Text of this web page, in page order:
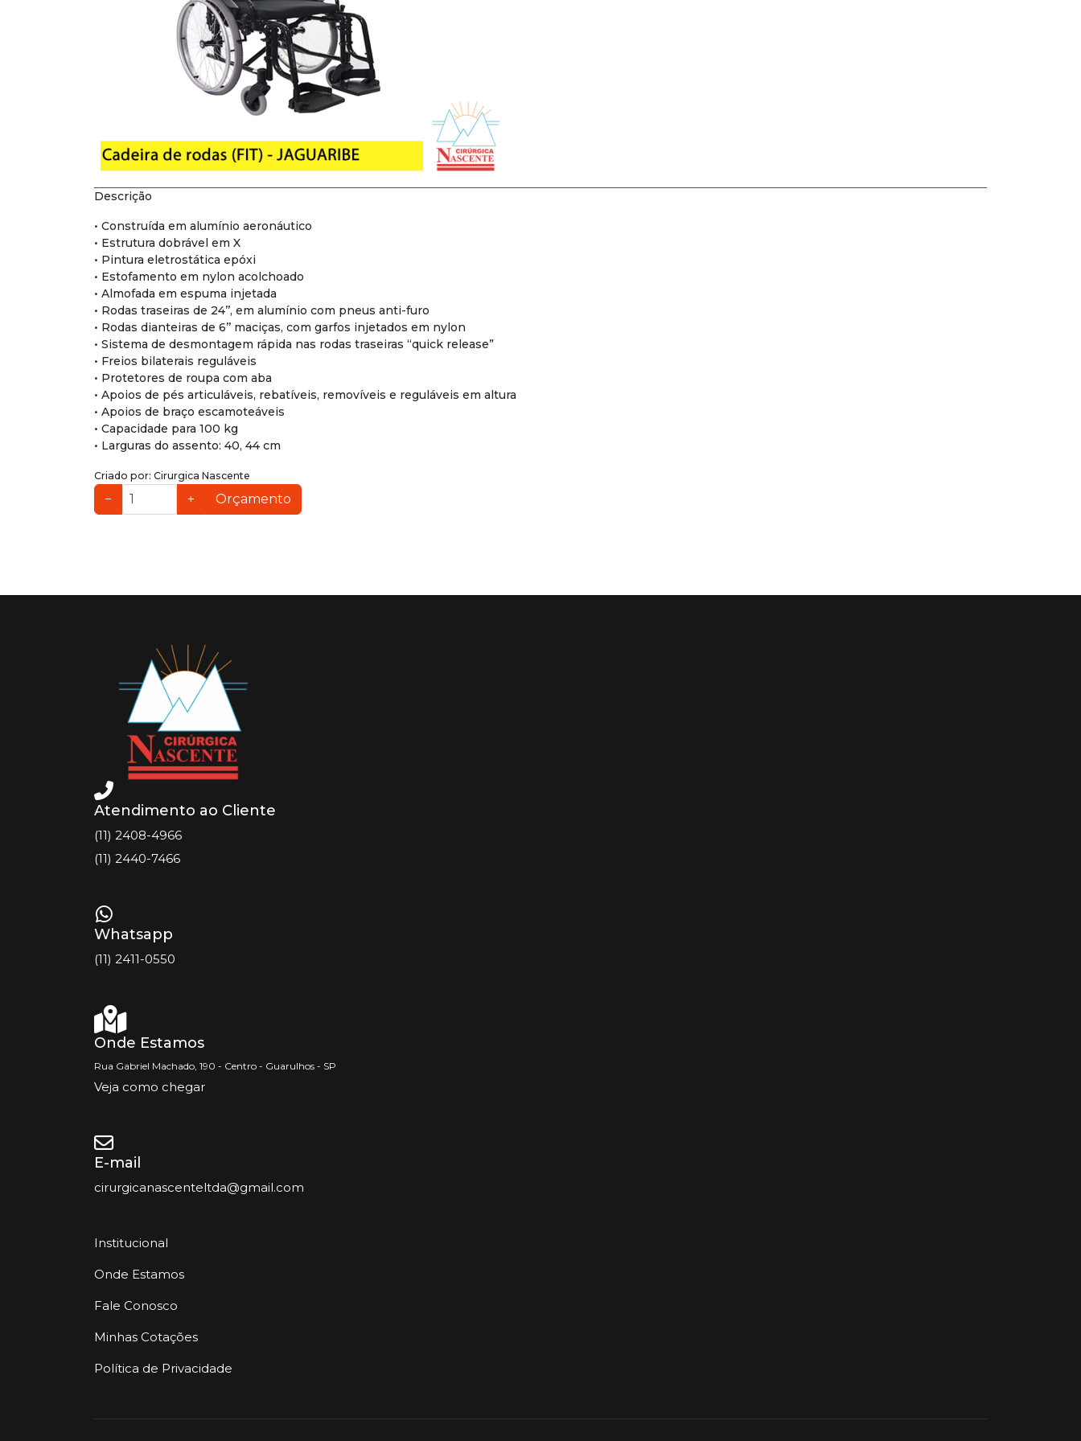
Descrição
• Construída em alumínio aeronáutico
• Estrutura dobrável em X
• Pintura eletrostática epóxi
• Estofamento em nylon acolchoado
• Almofada em espuma injetada
• Rodas traseiras de 24’’, em alumínio com pneus anti-furo
• Rodas dianteiras de 6’’ maciças, com garfos injetados em nylon
• Sistema de desmontagem rápida nas rodas traseiras “quick release”
• Freios bilaterais reguláveis
• Protetores de roupa com aba
• Apoios de pés articuláveis, rebatíveis, removíveis e reguláveis em altura
• Apoios de braço escamoteáveis
• Capacidade para 100 kg
• Larguras do assento: 40, 44 cm
Criado por: Cirurgica Nascente
− + Orçamento
Atendimento ao Cliente
(11) 2408-4966
(11) 2440-7466
Whatsapp
(11) 2411-0550
Onde Estamos
Rua Gabriel Machado, 190 - Centro - Guarulhos - SP
Veja como chegar
E-mail
cirurgicanascenteltda@gmail.com
Institucional
Onde Estamos
Fale Conosco
Minhas Cotações
Política de Privacidade